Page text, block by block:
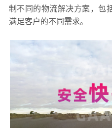
制不同的物流解决方案，包
满足客户的不同需求。